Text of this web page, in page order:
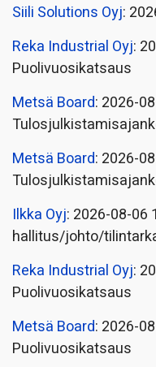
Siili Solutions Oyj:
Reka Industrial Oyj:
Puolivuosikatsaus
Metsä Board: 2026-
Metsä Board: 2026-
Ilkka Oyj: 2026-08-06
hallitus/johto/
Reka Industrial Oyj:
Puolivuosikatsaus
Metsä Board: 2026-
Puolivuosikatsaus